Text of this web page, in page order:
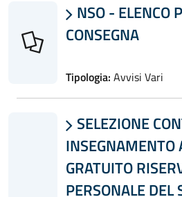
 NSO - ELENCO
CONSEGNA
Tipologia: Avvisi Vari
 SELEZIONE
INSEGNAMENTO
GRATUITO
PERSONALE DEL